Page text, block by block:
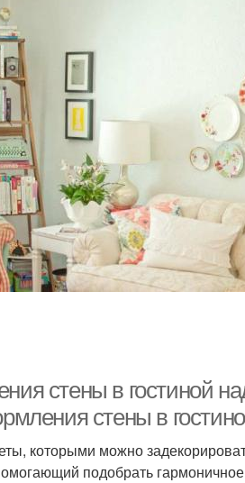
стены в гостиной
стены в
которыми можно
подобрать